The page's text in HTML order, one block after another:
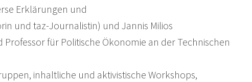
Erklärungen und
und taz-Journalistin) und Jannis Milios
für Politische Ökonomie an der Technischen
inhaltliche und aktivistische Workshops,